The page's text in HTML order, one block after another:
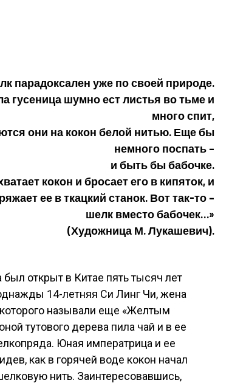
парадоксален уже по своей природе.
гусеница шумно ест листья во тьме и
много спит,
они на кокон белой нитью. Еще бы
немного поспать –
и быть бы бабочке.
кокон и бросает его в кипяток, и
ее в ткацкий станок. Вот так-то –
шелк вместо бабочек…»
(Художница М. Лукашевич).
открыт в Китае пять тысяч лет
14-летняя Си Линг Чи, жена
называли еще «Желтым
тутового дерева пила чай и в ее
Юная императрица и ее
как в горячей воде кокон начал
нить. Заинтересовавшись,